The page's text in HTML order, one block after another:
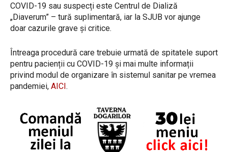
COVID-19 sau suspecți este Centrul de Dializă
„Diaverum” – tură suplimentară, iar la SJUB vor ajunge
doar cazurile grave și critice.
Întreaga procedură care trebuie urmată de spitatele suport
pentru pacienții cu COVID-19 și mai multe informații
privind modul de organizare în sistemul sanitar pe vremea
pandemiei, AICI.